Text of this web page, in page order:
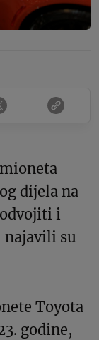
dijela na
i
najavili su
Toyota
godine,